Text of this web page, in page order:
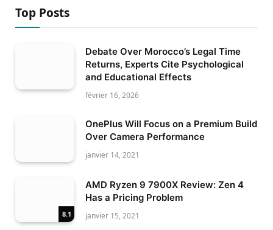
Top Posts
Debate Over Morocco’s Legal Time
Returns, Experts Cite Psychological
and Educational Effects
février 16, 2026
OnePlus Will Focus on a Premium Build
Over Camera Performance
janvier 14, 2021
8.1
AMD Ryzen 9 7900X Review: Zen 4
Has a Pricing Problem
janvier 15, 2021